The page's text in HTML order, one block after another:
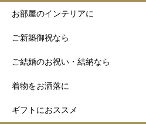
お部屋のインテリアに
ご新築御祝なら
ご結婚のお祝い・結納なら
着物をお洒落に
ギフトにおススメ